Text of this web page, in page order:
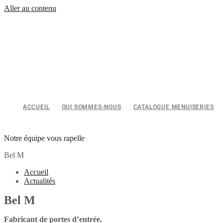
Aller au contenu
ACCUEIL QUI SOMMES-NOUS CATALOGUE MENUISERIES
Notre équipe vous rapelle
Bel M
Accueil
Actualités
Bel M
Fabricant de portes d’entrée.